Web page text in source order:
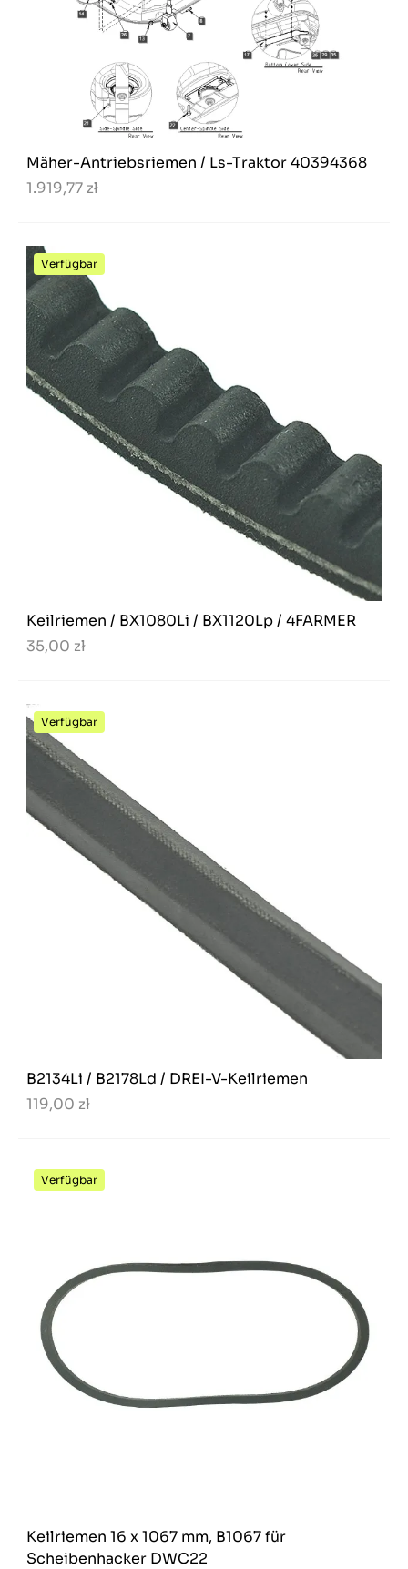
Mäher-Antriebsriemen / Ls-Traktor 40394368
1.919,77 zł
Verfügbar
Keilriemen / BX1080Li / BX1120Lp / 4FARMER
35,00 zł
Verfügbar
B2134Li / B2178Ld / DREI-V-Keilriemen
119,00 zł
Verfügbar
Keilriemen 16 x 1067 mm, B1067 für
Scheibenhacker DWC22